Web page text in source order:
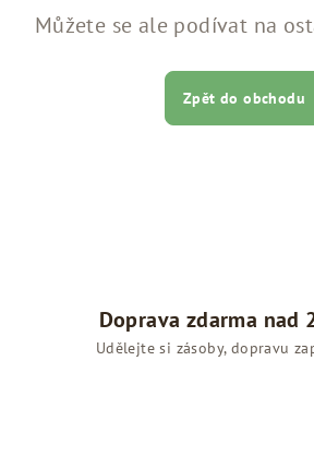
Můžete se ale podívat na
Zpět do obchodu
Doprava zdarma nad
Udělejte si zásoby, dopravu